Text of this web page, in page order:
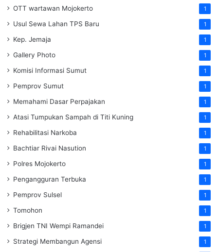
OTT wartawan Mojokerto 1
Usul Sewa Lahan TPS Baru 1
Kep. Jemaja 1
Gallery Photo 1
Komisi Informasi Sumut 1
Pemprov Sumut 1
Memahami Dasar Perpajakan 1
Atasi Tumpukan Sampah di Titi Kuning 1
Rehabilitasi Narkoba 1
Bachtiar Rivai Nasution 1
Polres Mojokerto 1
Pengangguran Terbuka 1
Pemprov Sulsel 1
Tomohon 1
Brigjen TNI Wempi Ramandei 1
Strategi Membangun Agensi 1